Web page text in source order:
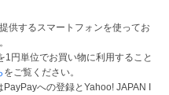
供するスマートフォンを使ってお
円単位でお買い物に利用すること
をご覧ください。
PayPayへの登録とYahoo! JAPAN I